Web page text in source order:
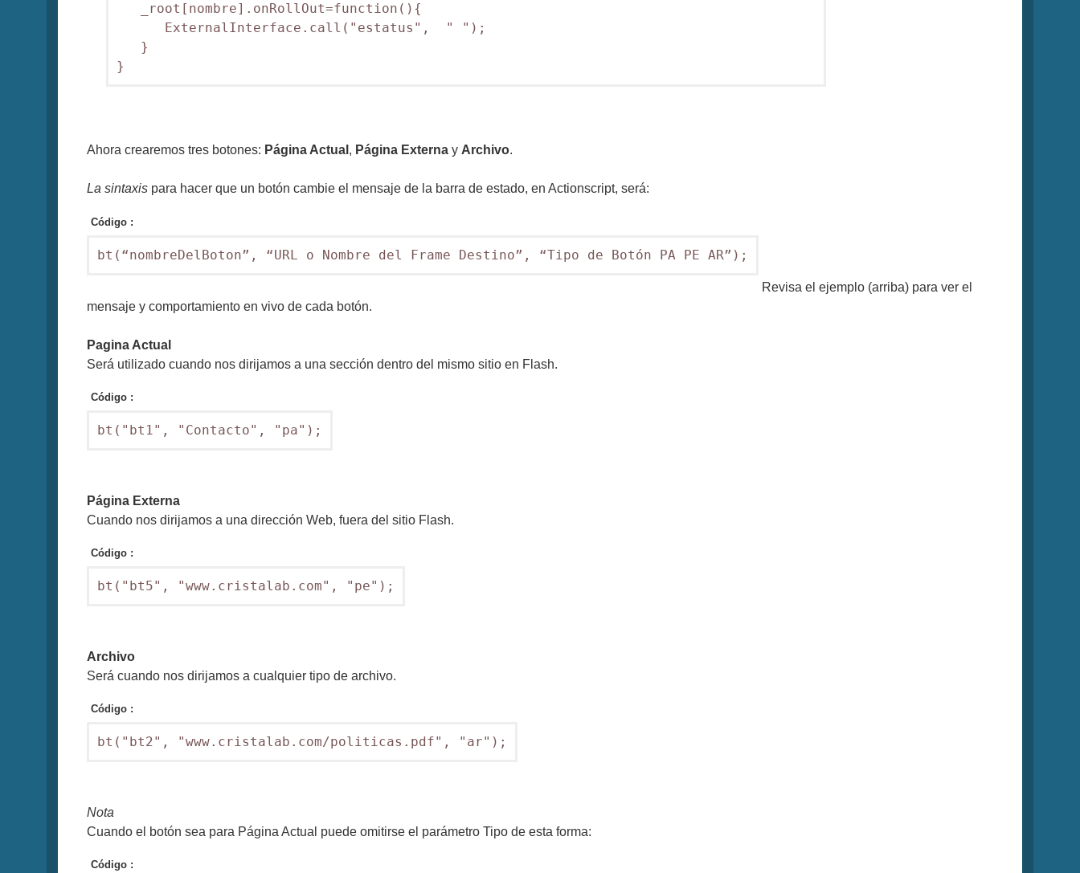
_root[nombre].onRollOut=function(){
ExternalInterface.call("estatus",  " ");
}
}
Ahora crearemos tres botones: Página Actual , Página Externa y Archivo.
La sintaxis para hacer que un botón cambie el mensaje de la barra de estado, en Actionscript, será:
Código :
bt(“nombreDelBoton”, “URL o Nombre del Frame Destino”, “Tipo de Botón PA PE AR”);
Revisa el ejemplo (arriba) para ver el
mensaje y comportamiento en vivo de cada botón.
Pagina Actual
Será utilizado cuando nos dirijamos a una sección dentro del mismo sitio en Flash.
Código :
bt("bt1", "Contacto", "pa");
Página Externa
Cuando nos dirijamos a una dirección Web, fuera del sitio Flash.
Código :
bt("bt5", "www.cristalab.com", "pe");
Archivo
Será cuando nos dirijamos a cualquier tipo de archivo.
Código :
bt("bt2", "www.cristalab.com/politicas.pdf", "ar");
Nota
Cuando el botón sea para Página Actual puede omitirse el parámetro Tipo de esta forma:
Código :